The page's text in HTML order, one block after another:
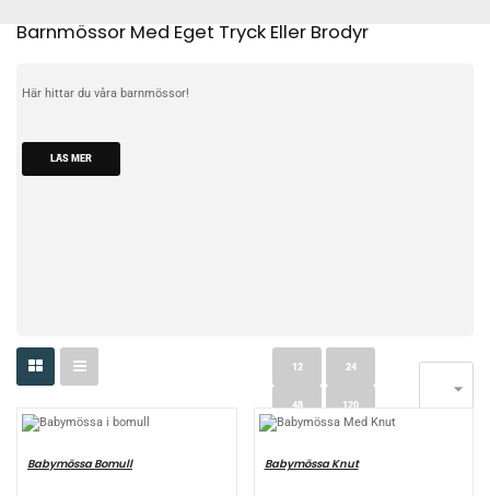
Barnmössor Med Eget Tryck Eller Brodyr
Här hittar du våra barnmössor!
LÄS MER
12 24
48 120

Babymössa Bomull Babymössa Knut